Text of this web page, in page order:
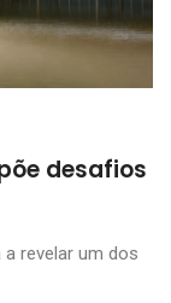
desafios
revelar um dos